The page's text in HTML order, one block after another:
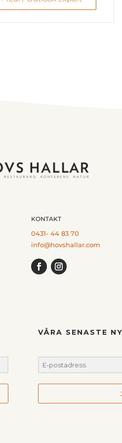
KONTAKT
0431- 44 83 70
info@hovshallar.com
VÅRA SENASTE